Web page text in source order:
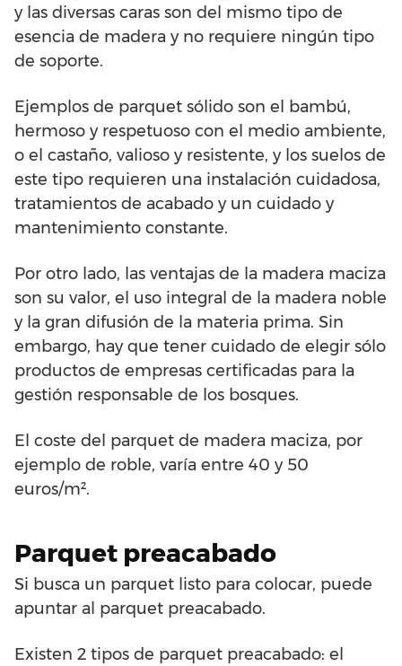
y las diversas caras son del mismo tipo de
esencia de madera y no requiere ningún tipo
de soporte.
Ejemplos de parquet sólido son el bambú,
hermoso y respetuoso con el medio ambiente,
o el castaño, valioso y resistente, y los suelos de
este tipo requieren una instalación cuidadosa,
tratamientos de acabado y un cuidado y
mantenimiento constante.
Por otro lado, las ventajas de la madera maciza
son su valor, el uso integral de la madera noble
y la gran difusión de la materia prima. Sin
embargo, hay que tener cuidado de elegir sólo
productos de empresas certificadas para la
gestión responsable de los bosques.
El coste del parquet de madera maciza, por
ejemplo de roble, varía entre 40 y 50
euros/m².
Parquet preacabado
Si busca un parquet listo para colocar, puede
apuntar al parquet preacabado.
Existen 2 tipos de parquet preacabado: el